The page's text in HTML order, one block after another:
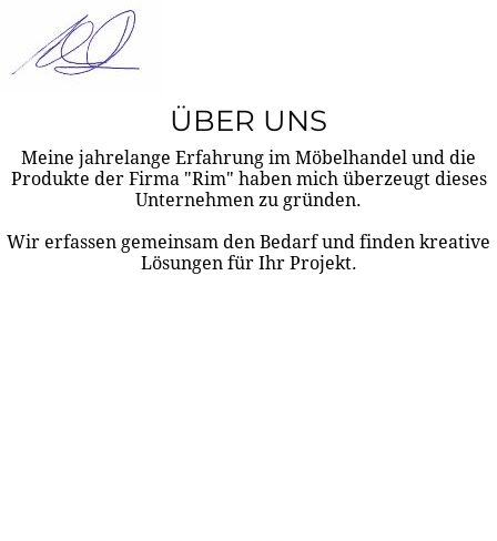
ÜBER UNS
Meine jahrelange Erfahrung im Möbelhandel und die
Produkte der Firma "Rim" haben mich überzeugt dieses
Unternehmen zu gründen.
Wir erfassen gemeinsam den Bedarf und finden kreative
Lösungen für Ihr Projekt.